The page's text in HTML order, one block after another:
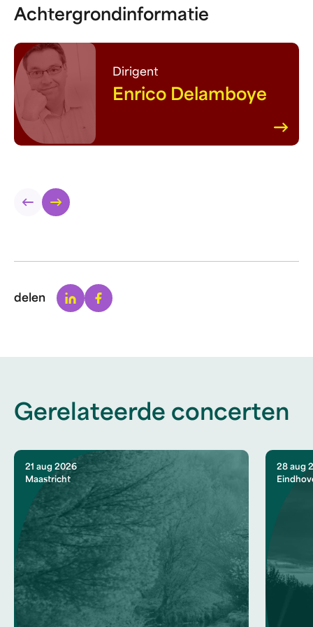
Achtergrondinformatie
Dirigent
Enrico Delamboye
delen LinkedinFacebook
Gerelateerde concerten
21 aug 2026
Maastricht
28 aug